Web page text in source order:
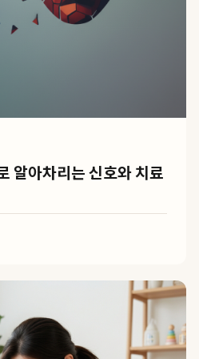
알아차리는 신호와 치료